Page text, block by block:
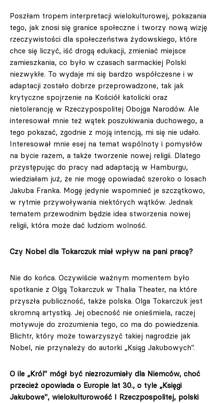
Poszłam tropem interpretacji wielokulturowej, pokazania
tego, jak znosi się granice społeczne i tworzy nową wizję
rzeczywistości dla społeczeństwa żydowskiego, które
chce się liczyć, iść drogą edukacji, zmieniać miejsce
zamieszkania, co było w czasach sarmackiej Polski
niezwykłe. To wydaje mi się bardzo współczesne i w
adaptacji zostało dobrze przeprowadzone, tak jak
krytyczne spojrzenie na Kościół katolicki oraz
nietolerancję w Rzeczypospolitej Obojga Narodów. Ale
interesował mnie też wątek poszukiwania duchowego, a
tego pokazać, zgodnie z moją intencją, mi się nie udało.
Interesował mnie esej na temat wspólnoty i pomysłów
na bycie razem, a także tworzenie nowej religii. Dlatego
przystępując do pracy nad adaptacją w Hamburgu,
wiedziałam już, że nie mogę opowiadać szeroko o losach
Jakuba Franka. Mogę jedynie wspomnieć je szczątkowo,
w rytmie przywoływania niektórych wątków. Jednak
tematem przewodnim będzie idea stworzenia nowej
religii, która może dać ludziom wolność.
Czy Nobel dla Tokarczuk miał wpływ na pani pracę?
Nie do końca. Oczywiście ważnym momentem było
spotkanie z Olgą Tokarczuk w Thalia Theater, na które
przyszła publiczność, także polska. Olga Tokarczuk jest
skromną artystką. Jej obecność nie onieśmiela, raczej
motywuje do zrozumienia tego, co ma do powiedzenia.
Blichtr, który może towarzyszyć takiej nagrodzie jak
Nobel, nie przynależy do autorki „Ksiąg Jakubowych".
O ile „Król" mógł być niezrozumiały dla Niemców, choć
przecież opowiada o Europie lat 30., o tyle „Księgi
Jakubowe", wielokulturowość I Rzeczpospolitej, polski